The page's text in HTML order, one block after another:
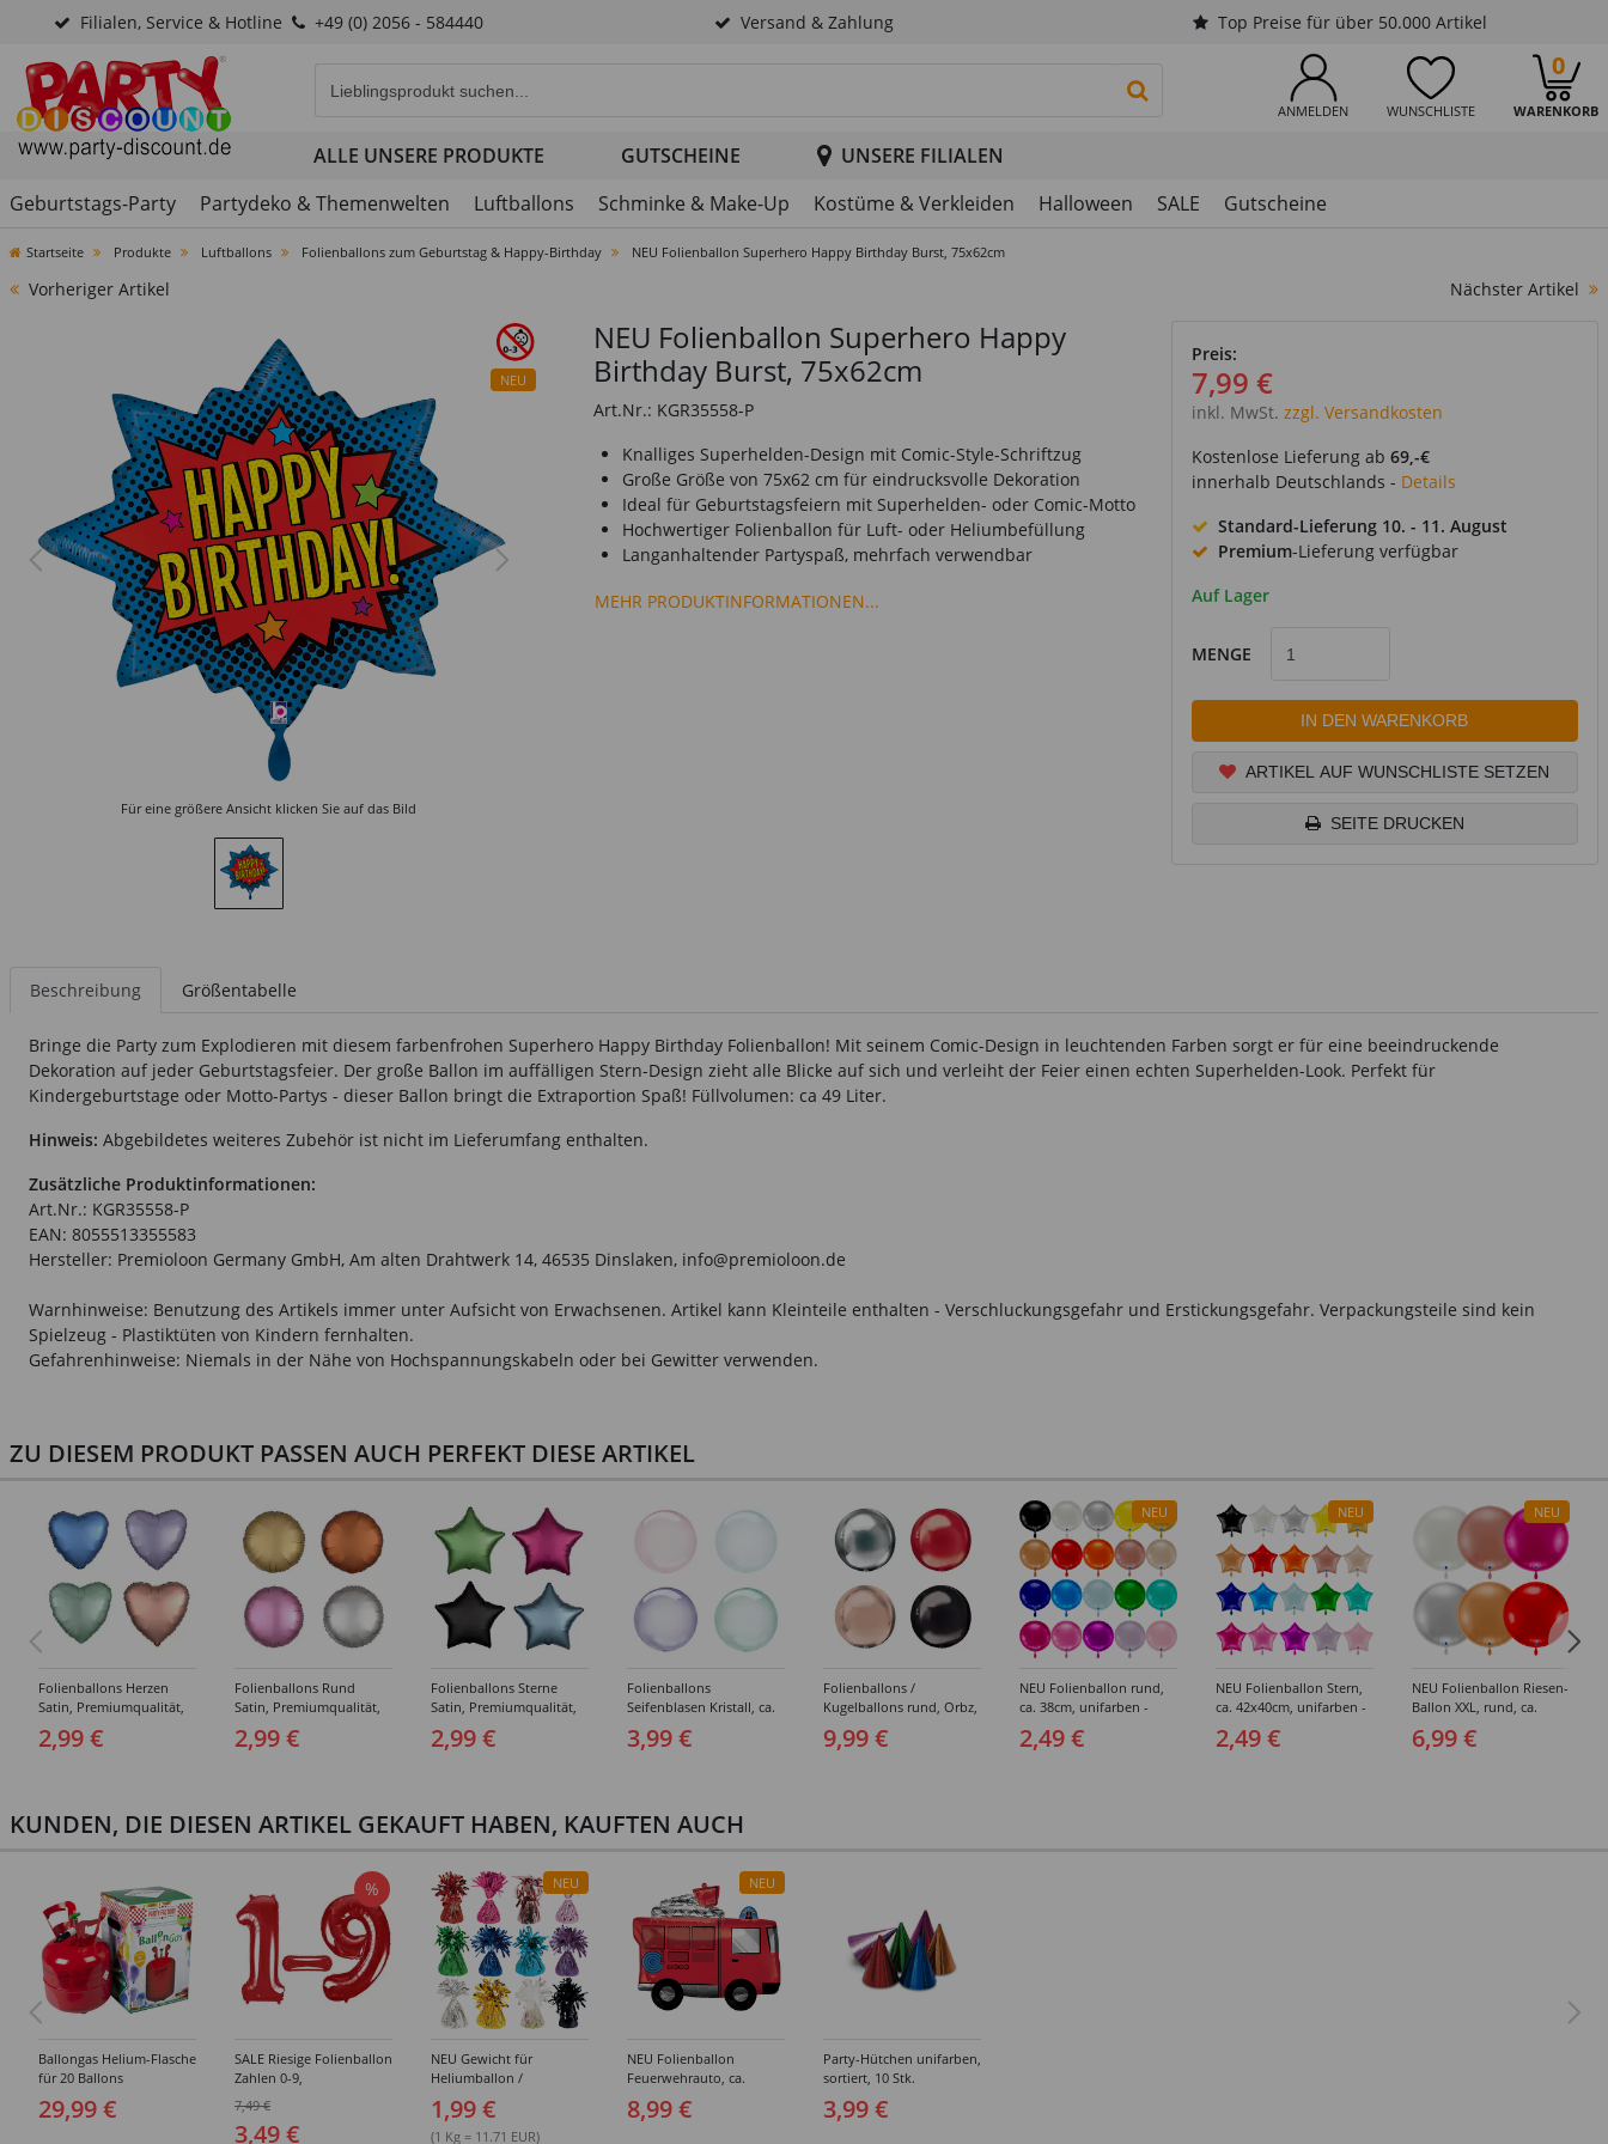
Filialen, Service & Hotline +49 (0) 2056 - 584440 Versand & Zahlung Top Preise für über 50.000 Artikel
ANMELDEN WUNSCHLISTE WARENKORB
0
PRODUKTSUCHE STARTEN
ALLE UNSERE PRODUKTE GUTSCHEINE
UNSERE FILIALEN
Geburtstags-Party
Partydeko & Themenwelten Luftballons Schminke & Make-Up Kostüme & Verkleiden Halloween SALE Gutscheine
Startseite Produkte Luftballons Folienballons zum Geburtstag & Happy-Birthday NEU Folienballon Superhero Happy Birthday Burst, 75x62cm
Vorheriger Artikel Nächster Artikel
NEU
Für eine größere Ansicht klicken Sie auf das Bild
NEU Folienballon Superhero Happy
Birthday Burst, 75x62cm
Art.Nr.: KGR35558-P
Knalliges Superhelden-Design mit Comic-Style-Schriftzug
Große Größe von 75x62 cm für eindrucksvolle Dekoration
Ideal für Geburtstagsfeiern mit Superhelden- oder Comic-Motto
Hochwertiger Folienballon für Luft- oder Heliumbefüllung
Langanhaltender Partyspaß, mehrfach verwendbar
MEHR PRODUKTINFORMATIONEN...
Preis:
7,99 €
inkl. MwSt. zzgl. Versandkosten
Kostenlose Lieferung ab 69,-€
innerhalb Deutschlands - Details
Standard-Lieferung 10. - 11. August
Premium-Lieferung verfügbar
Auf Lager
MENGE
IN DEN WARENKORB
ARTIKEL AUF WUNSCHLISTE SETZEN
SEITE DRUCKEN
Beschreibung Größentabelle
Bringe die Party zum Explodieren mit diesem farbenfrohen Superhero Happy Birthday Folienballon! Mit seinem Comic-Design in leuchtenden Farben sorgt er für eine beeindruckende
Dekoration auf jeder Geburtstagsfeier. Der große Ballon im auffälligen Stern-Design zieht alle Blicke auf sich und verleiht der Feier einen echten Superhelden-Look. Perfekt für
Kindergeburtstage oder Motto-Partys - dieser Ballon bringt die Extraportion Spaß! Füllvolumen: ca 49 Liter.
Hinweis: Abgebildetes weiteres Zubehör ist nicht im Lieferumfang enthalten.
Zusätzliche Produktinformationen:
Art.Nr.: KGR35558-P
EAN: 8055513355583
Hersteller: Premioloon Germany GmbH, Am alten Drahtwerk 14, 46535 Dinslaken, info@premioloon.de
Warnhinweise: Benutzung des Artikels immer unter Aufsicht von Erwachsenen. Artikel kann Kleinteile enthalten - Verschluckungsgefahr und Erstickungsgefahr. Verpackungsteile sind kein
Spielzeug - Plastiktüten von Kindern fernhalten.
Gefahrenhinweise: Niemals in der Nähe von Hochspannungskabeln oder bei Gewitter verwenden.
ZU DIESEM PRODUKT PASSEN AUCH PERFEKT DIESE ARTIKEL
Folienballons Herzen
Satin, Premiumqualität,
beidseitig bedruckt,
Größe: ca. 43 cm -
2,99 €
Folienballons Rund
Satin, Premiumqualität,
beidseitig bedruckt,
Größe: ca. 43 cm -
2,99 €
Folienballons Sterne
Satin, Premiumqualität,
beidseitig bedruckt,
Größe: ca. 45 cm -
2,99 €
Folienballons
Seifenblasen Kristall, ca.
35 cm - Verschiedene
Farben
3,99 €
Folienballons /
Kugelballons rund, Orbz,
Unifarben, ca. 40 cm -
Verschiedene Farben
9,99 €
NEU
NEU Folienballon rund,
ca. 38cm, unifarben -
verschiedene Farben
2,49 €
NEU
NEU Folienballon Stern,
ca. 42x40cm, unifarben -
verschiedene Farben
2,49 €
NEU
NEU Folienballon Riesen-
Ballon XXL, rund, ca.
75x75cm, unifarben -
verschiedene Farben
6,99 €
KUNDEN, DIE DIESEN ARTIKEL GEKAUFT HABEN, KAUFTEN AUCH
Ballongas Helium-Flasche
für 20 Ballons
29,99 €
%
SALE Riesige Folienballon
Zahlen 0-9,
Premiumqualität, Höhe:
ca. 86 cm, Farbe: Rot -
Verschiedene Ziffern
7,49 €
3,49 €
NEU
NEU Gewicht für
Heliumballon /
Folienballon mit
Folienfransen, Gewicht:
ca. 170 g - Verschiedene
1,99 €
(1 Kg = 11.71 EUR)
NEU
NEU Folienballon
Feuerwehrauto, ca.
66x55cm
8,99 €
Party-Hütchen unifarben,
sortiert, 10 Stk.
3,99 €